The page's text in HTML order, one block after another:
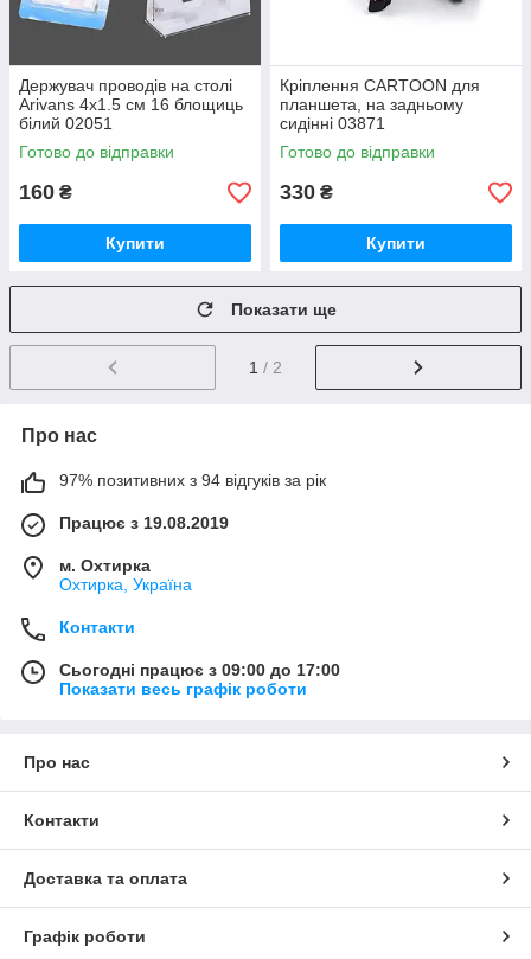
Держувач проводів на столі
Arivans 4х1.5 см 16 блощиць
білий 02051
Готово до відправки
160 ₴
Купити
Кріплення CARTOON для
планшета, на задньому
сидінні 03871
Готово до відправки
330 ₴
Купити
Показати ще
1 / 2
Про нас
97% позитивних з 94 відгуків за рік
Працює з 19.08.2019
м. Охтирка
Охтирка, Україна
Контакти
Сьогодні працює з 09:00 до 17:00
Показати весь графік роботи
Про нас
Контакти
Доставка та оплата
Графік роботи